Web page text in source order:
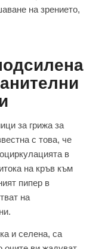
на зрението,
за грижа за
с това, че
в
на кръв към
пипер в
на
и селена, са